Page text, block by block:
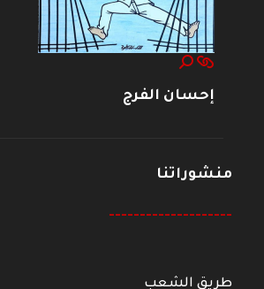
إحسان الفرج
منشوراتنا
--------------------
طريق الشعب